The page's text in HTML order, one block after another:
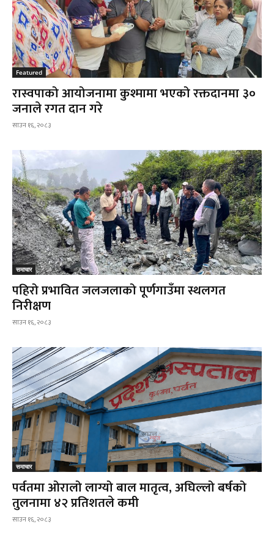
Featured
रास्वपाको आयोजनामा कुश्मामा भएको रक्तदानमा ३०
जनाले रगत दान गरे
साउन १६, २०८३
समाचार
पहिरो प्रभावित जलजलाको पूर्णगाउँमा स्थलगत
निरीक्षण
साउन १६, २०८३
समाचार
पर्वतमा ओरालो लाग्यो बाल मातृत्व, अघिल्लो बर्षको
तुलनामा ४२ प्रतिशतले कमी
साउन १६, २०८३